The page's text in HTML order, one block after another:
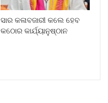
ସାର କଳାବଜାରୀ କଲେ ହେବ
କଠୋର କାର୍ଯ୍ୟାନୁଷ୍ଠାନ